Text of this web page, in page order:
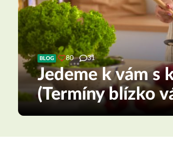
BLOG 80 31
Jedeme k vám s
(Termíny blízko